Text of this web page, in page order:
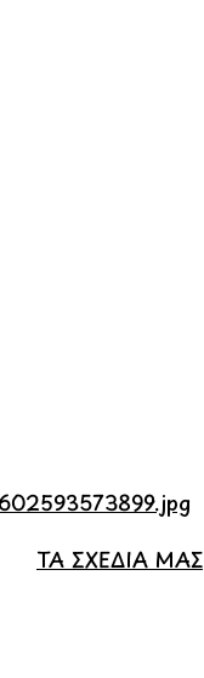
ΤΑ ΣΧΕΔΙΑ ΜΑΣ